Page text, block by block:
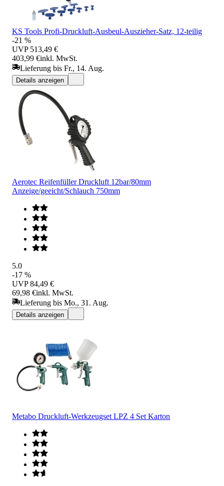
KS Tools Profi-Druckluft-Ausbeul-Auszieher-Satz, 12-teilig
-21 %
UVP 513,49 €
403,99 €inkl. MwSt.
Lieferung bis Fr., 14. Aug.
Details anzeigen
Aerotec Reifenfüller Druckluft 12bar/80mm
Anzeige/geeicht/Schlauch 750mm
5.0
-17 %
UVP 84,49 €
69,98 €inkl. MwSt.
Lieferung bis Mo., 31. Aug.
Details anzeigen
Metabo Druckluft-Werkzeugset LPZ 4 Set Karton